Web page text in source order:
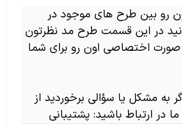
رو بین طرح های موجود در
در این قسمت طرح مد نظرتون
صورت اختصاصی اون رو برای شما
به مشکل یا سؤالی برخوردید از
در ارتباط باشید: پشتیبانی